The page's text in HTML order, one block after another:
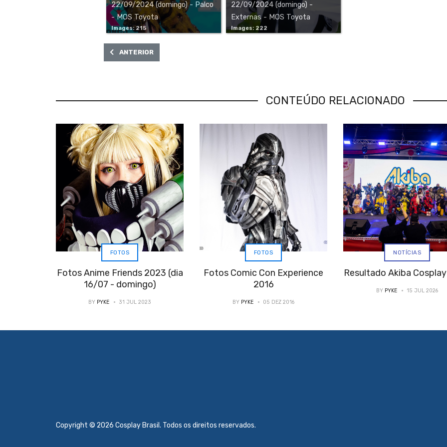
22/09/2024 (domingo) - Palco
- MOS Toyota
Images: 215
22/09/2024 (domingo) -
Externas - MOS Toyota
Images: 222
ARTIGO ANTERIOR: ANIME ARTS 26ª EDIÇÃO
ANTERIOR
CONTEÚDO RELACIONADO
FOTOS
Fotos Anime Friends 2023 (dia
16/07 - domingo)
BY PYKE 31 JUL 2023
FOTOS
Fotos Comic Con Experience
2016
BY PYKE 05 DEZ 2016
NOTÍCIAS
Resultado Akiba
BY PYKE 15 JUL 2026
Copyright © 2026 Cosplay Brasil. Todos os direitos reservados.